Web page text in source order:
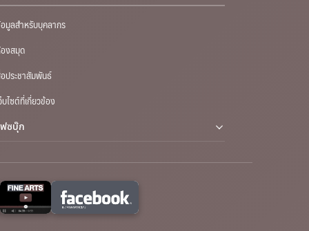
มูลสำหรับบุคลากร
งสมุด
ประชาสัมพันธ์
บไซต์ที่เกี่ยวข้อง
ฟซบุ๊ก